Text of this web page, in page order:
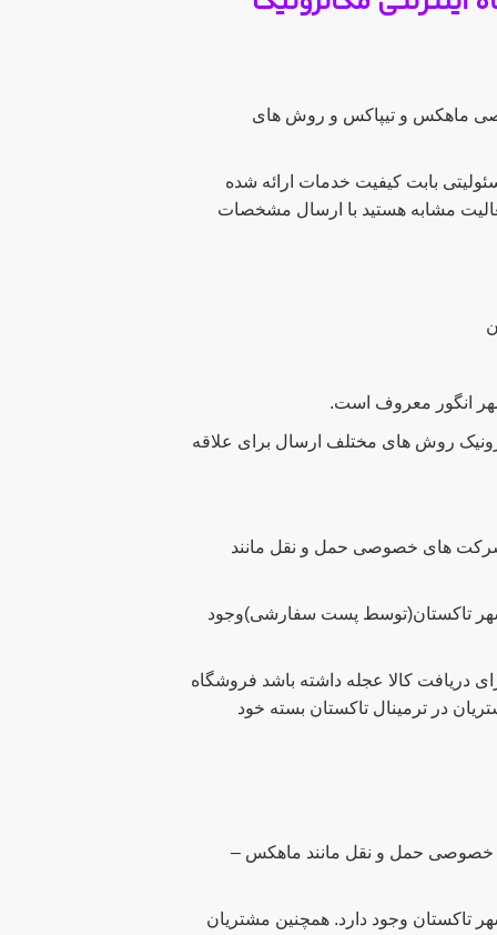
ماهکس و تیپاکس و روش های
بابت کیفیت خدمات ارائه شده
مشابه هستید با ارسال مشخصات
روش های مختلف ارسال برای علاقه
شرکت های خصوصی حمل و نقل مانند
تاکستان(توسط پست سفارشی)وجود
دریافت کالا عجله داشته باشد فروشگاه
در ترمینال تاکستان بسته خود
خصوصی حمل و نقل مانند ماهکس –
تاکستان وجود دارد. همچنین مشتریان